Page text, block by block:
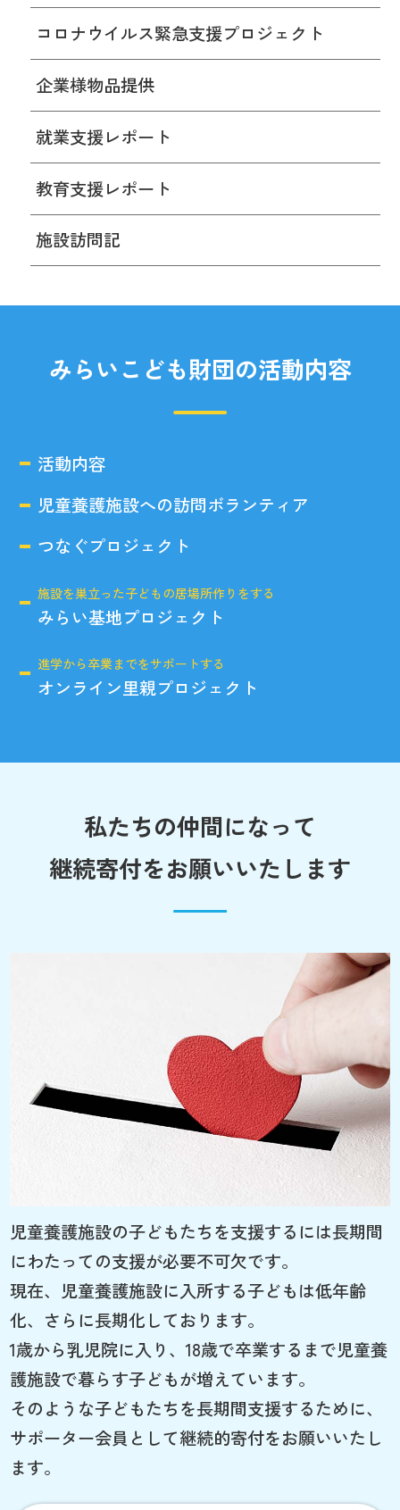
コロナウイルス緊急支援プロジェクト
企業様物品提供
就業支援レポート
教育支援レポート
施設訪問記
みらいこども財団の活動内容
活動内容
児童養護施設への訪問ボランティア
つなぐプロジェクト
施設を巣立った子どもの居場所作りをする
みらい基地プロジェクト
進学から卒業までをサポートする
オンライン里親プロジェクト
私たちの仲間になって
継続寄付をお願いいたします
児童養護施設の子どもたちを支援するには長期間
にわたっての支援が必要不可欠です。
現在、児童養護施設に入所する子どもは低年齢
化、さらに長期化しております。
1歳から乳児院に入り、18歳で卒業するまで児童養
護施設で暮らす子どもが増えています。
そのような子どもたちを長期間支援するために、
サポーター会員として継続的寄付をお願いいたし
ます。